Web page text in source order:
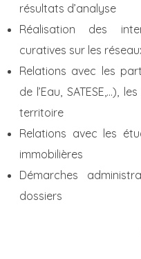
résultats d’analyse
Réalisation des
curatives sur les
Relations avec les
de l’Eau, SATESE,…),
territoire
Relations avec les
immobilières
Démarches
dossiers